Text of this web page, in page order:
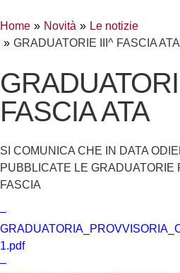
Home Novità
Le notizie
GRADUATORIE III^ FASCIA ATA
FASCIA ATA
SI COMUNICA CHE IN DATA
PUBBLICATE LE GRADUATORIE
FASCIA
–
1.pdf
–